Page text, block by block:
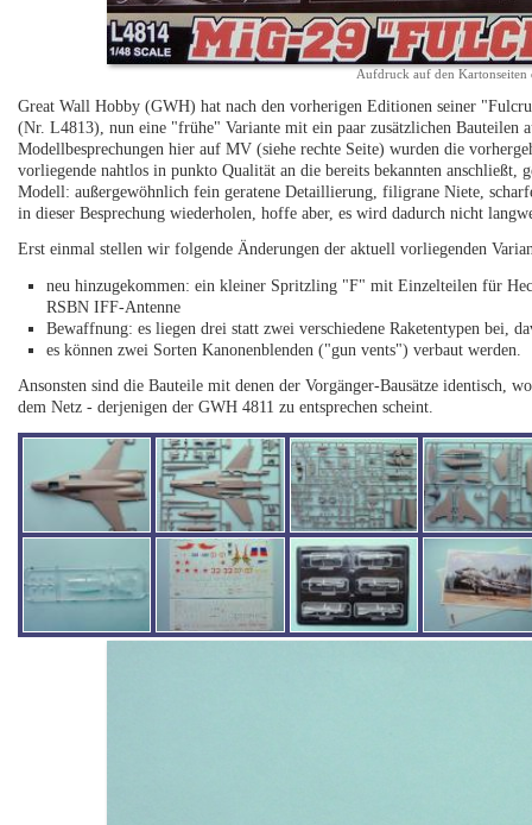
Aufdruck auf den Kartonseiten
Great Wall Hobby (GWH) hat nach den vorherigen Editionen seiner
(Nr. L4813), nun eine "frühe" Variante mit ein paar zusätzlichen Bauteilen
Modellbesprechungen hier auf MV (siehe rechte Seite) wurden die
vorliegende nahtlos in punkto Qualität an die bereits bekannten anschließt,
Modell: außergewöhnlich fein geratene Detaillierung, filigrane Niete,
in dieser Besprechung wiederholen, hoffe aber, es wird dadurch nicht
Erst einmal stellen wir folgende Änderungen der aktuell vorliegenden
neu hinzugekommen: ein kleiner Spritzling "F" mit Einzelteilen für
RSBN IFF-Antenne
Bewaffnung: es liegen drei statt zwei verschiedene Raketentypen bei,
es können zwei Sorten Kanonenblenden ("gun vents") verbaut werden.
Ansonsten sind die Bauteile mit denen der Vorgänger-Bausätze identisch,
dem Netz - derjenigen der GWH 4811 zu entsprechen scheint.